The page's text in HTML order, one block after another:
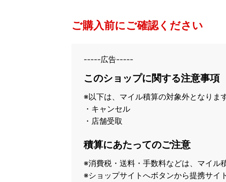
ご購入前にご確認ください
-----広告-----
このショップに関する注意事項
※以下は、マイル積算の対象外となりま
・キャンセル
・店舗受取
積算にあたってのご注意
※消費税・送料・手数料などは、マイル
※ショップサイトへボタンから提携サイ